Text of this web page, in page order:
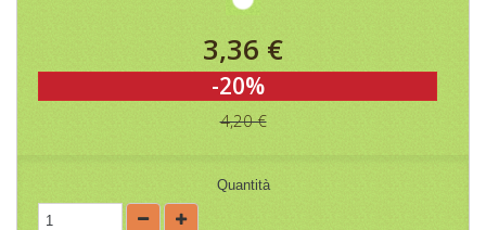
3,36 €
-20%
4,20 €
Quantità